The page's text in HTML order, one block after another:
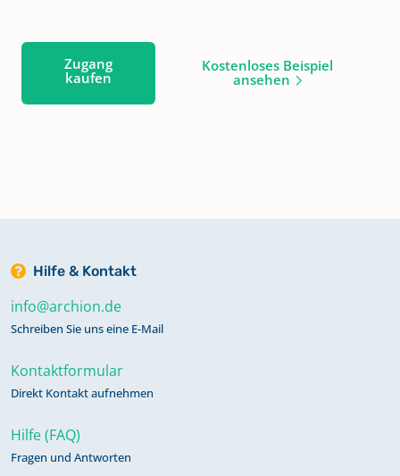
Zugang
kaufen
Kostenloses Beispiel
ansehen
Hilfe & Kontakt
info@archion.de
Schreiben Sie uns eine E-Mail
Kontaktformular
Direkt Kontakt aufnehmen
Hilfe (FAQ)
Fragen und Antworten